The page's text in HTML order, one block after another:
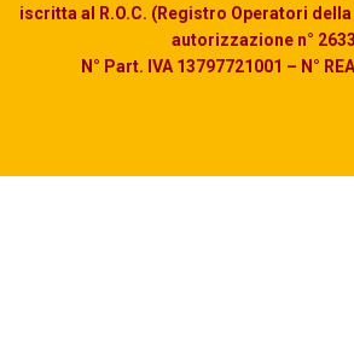
iscritta al R.O.C. (Registro Operatori
autorizzazione n°
N° Part. IVA 13797721001 – N°